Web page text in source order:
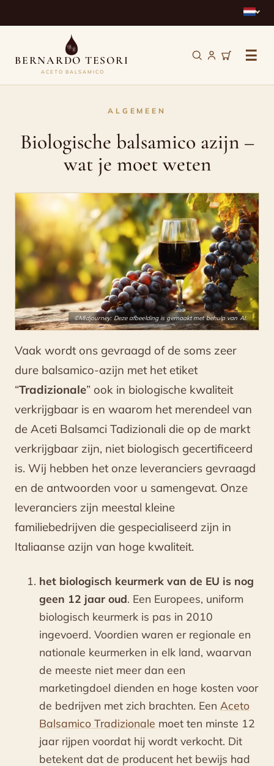
BERNARDO TESORI
ACETO BALSAMICO
☰
azijn
wat
moet
weten
ALGEMEEN
Biologische balsamico azijn –
wat je moet weten
©Midjourney: Deze afbeelding is gemaakt met behulp van AI.
Vaak wordt ons gevraagd of de soms zeer
dure balsamico-azijn met het etiket
“Tradizionale” ook in biologische kwaliteit
verkrijgbaar is en waarom het merendeel van
de Aceti Balsamci Tadizionali die op de markt
verkrijgbaar zijn, niet biologisch gecertificeerd
is. Wij hebben het onze leveranciers gevraagd
en de antwoorden voor u samengevat. Onze
leveranciers zijn meestal kleine
familiebedrijven die gespecialiseerd zijn in
Italiaanse azijn van hoge kwaliteit.
het biologisch keurmerk van de EU is nog
geen 12 jaar oud. Een Europees, uniform
biologisch keurmerk is pas in 2010
ingevoerd. Voordien waren er regionale en
nationale keurmerken in elk land, waarvan
de meeste niet meer dan een
marketingdoel dienden en hoge kosten voor
de bedrijven met zich brachten. Een Aceto
Balsamico Tradizionale moet ten minste 12
jaar rijpen voordat hij wordt verkocht. Dit
betekent dat de producent het bewijs had